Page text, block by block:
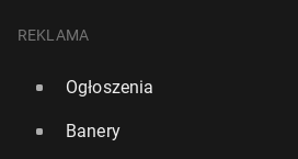
Niemcy: Rośnie
REKLAMA
Ogłoszenia
Banery